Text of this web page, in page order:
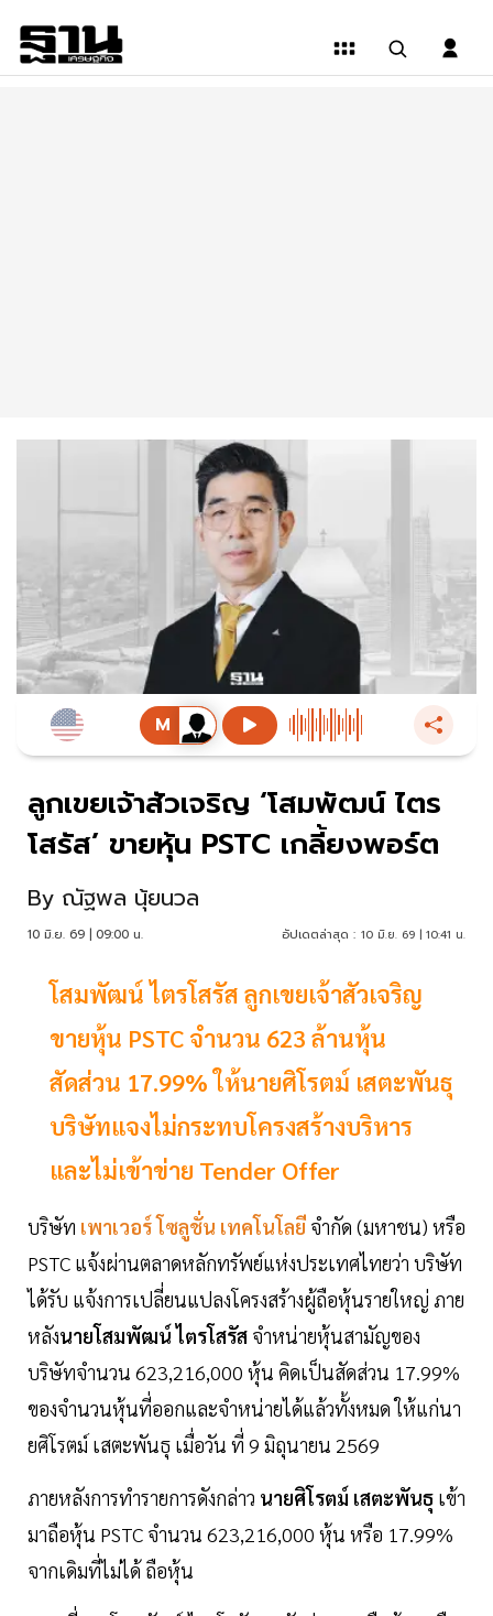
ลูกเขยเจ้าสัวเจริญ ‘โสมพัฒน์ ไตร
โสรัส’ ขายหุ้น PSTC เกลี้ยงพอร์ต
By ณัฐพล นุ้ยนวล
10 มิ.ย. 69 | 09:00 น. อัปเดตล่าสุด : 10 มิ.ย. 69 | 10:41 น.
โสมพัฒน์ ไตรโสรัส ลูกเขยเจ้าสัวเจริญ
ขายหุ้น PSTC จำนวน 623 ล้านหุ้น
สัดส่วน 17.99% ให้นายศิโรตม์ เสตะพันธุ
บริษัทแจงไม่กระทบโครงสร้างบริหาร
และไม่เข้าข่าย Tender Offer
บริษัท เพาเวอร์ โซลูชั่น เทคโนโลยี จำกัด (มหาชน) หรือ
PSTC แจ้งผ่านตลาดหลักทรัพย์แห่งประเทศไทยว่า บริษัท
ได้รับ แจ้งการเปลี่ยนแปลงโครงสร้างผู้ถือหุ้นรายใหญ่ ภาย
หลังนายโสมพัฒน์ ไตรโสรัส จำหน่ายหุ้นสามัญของ
บริษัทจำนวน 623,216,000 หุ้น คิดเป็นสัดส่วน 17.99%
ของจำนวนหุ้นที่ออกและจำหน่ายได้แล้วทั้งหมด ให้แก่นา
ยศิโรตม์ เสตะพันธุ เมื่อวัน ที่ 9 มิถุนายน 2569
ภายหลังการทำรายการดังกล่าว นายศิโรตม์ เสตะพันธุ เข้า
มาถือหุ้น PSTC จํานวน 623,216,000 หุ้น หรือ 17.99%
จากเดิมที่ไม่ได้ ถือหุ้น